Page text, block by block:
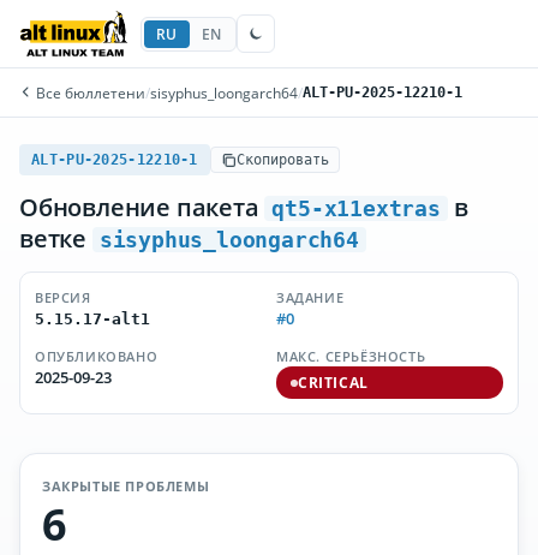
RU EN
Все бюллетени/sisyphus_loongarch64/ALT-PU-2025-12210-1
ALT-PU-2025-12210-1 Скопировать
Обновление пакета qt5-x11extras
в
ветке
sisyphus_loongarch64
ВЕРСИЯ
5.15.17-alt1
ЗАДАНИЕ
#0
ОПУБЛИКОВАНО
2025-09-23
МАКС. СЕРЬЁЗНОСТЬ
CRITICAL
ЗАКРЫТЫЕ ПРОБЛЕМЫ
6